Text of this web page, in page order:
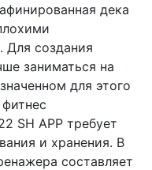
дека
создания
заниматься на
для этого
SH APP требует
и хранения. В
составляет